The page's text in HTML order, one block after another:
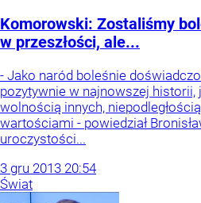
Komorowski: Zostaliśmy
w przeszłości, ale...
- Jako naród boleśnie
pozytywnie w najnowszej
wolnością innych,
wartościami - powiedział
uroczystości...
3 gru 2013 20:54
Świat